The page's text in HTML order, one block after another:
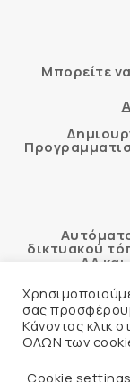
Μπορείτε
δικτυακού
AA
© 2026 Δήμος
σας
Κάνοντας κλικ
ΟΛΩΝ των
Cookie settings